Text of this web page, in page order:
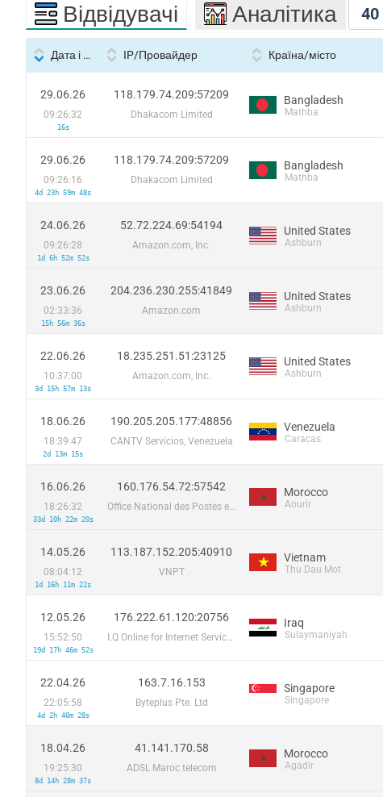
40
Відвідувачі Аналітика
Дата і час IP/Провайдер Країна/місто
29.06.26
09:26:32
16s
118.179.74.209:57209
Dhakacom Limited
Bangladesh
Mathba
29.06.26
09:26:16
4d 23h 59m 48s
118.179.74.209:57209
Dhakacom Limited
Bangladesh
Mathba
24.06.26
09:26:28
1d 6h 52m 52s
52.72.224.69:54194
Amazon.com, Inc.
United States
Ashburn
23.06.26
02:33:36
15h 56m 36s
204.236.230.255:41849
Amazon.com
United States
Ashburn
22.06.26
10:37:00
3d 15h 57m 13s
18.235.251.51:23125
Amazon.com, Inc.
United States
Ashburn
18.06.26
18:39:47
2d 13m 15s
190.205.205.177:48856
CANTV Servicios, Venezuela
Venezuela
Caracas
16.06.26
18:26:32
33d 10h 22m 20s
160.176.54.72:57542
Office National des Postes et Telecommunications ONPT (Maroc Telecom) / IAM
Morocco
Aourir
14.05.26
08:04:12
1d 16h 11m 22s
113.187.152.205:40910
VNPT
Vietnam
Thu Dau Mot
12.05.26
15:52:50
19d 17h 46m 52s
176.222.61.120:20756
I.Q Online for Internet Services and Communications LLC
Iraq
Sulaymaniyah
22.04.26
22:05:58
4d 2h 40m 28s
163.7.16.153
Byteplus Pte. Ltd
Singapore
Singapore
18.04.26
19:25:30
8d 14h 28m 37s
41.141.170.58
ADSL Maroc telecom
Morocco
Agadir